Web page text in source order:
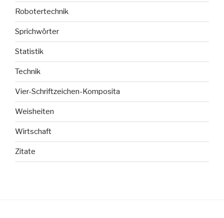
Robotertechnik
Sprichwörter
Statistik
Technik
Vier-Schriftzeichen-Komposita
Weisheiten
Wirtschaft
Zitate